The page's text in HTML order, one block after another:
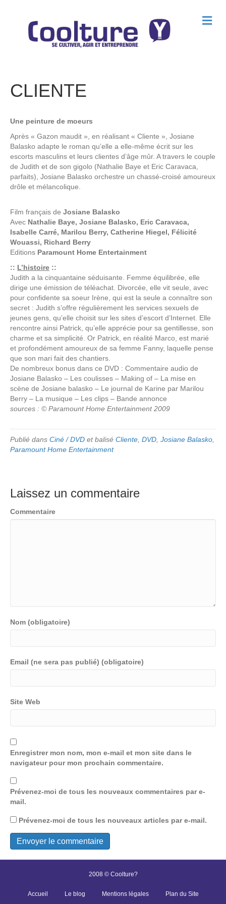
M
e
CLIENTE
Une peinture de moeurs
Après « Gazon maudit », en réalisant « Cliente », Josiane
Balasko adapte le roman qu’elle a elle-même écrit sur les
escorts masculins et leurs clientes d’âge mûr. A travers le couple
de Judith et de son gigolo (Nathalie Baye et Eric Caravaca,
parfaits), Josiane Balasko orchestre un chassé-croisé amoureux
drôle et mélancolique.
Film français de Josiane Balasko
Avec Nathalie Baye, Josiane Balasko, Eric Caravaca,
Isabelle Carré, Marilou Berry, Catherine Hiegel, Félicité
Wouassi, Richard Berry
Editions Paramount Home Entertainment
:: L’histoire ::
Judith a la cinquantaine séduisante. Femme équilibrée, elle
dirige une émission de téléachat. Divorcée, elle vit seule, avec
pour confidente sa soeur Irène, qui est la seule a connaître son
secret : Judith s’offre régulièrement les services sexuels de
jeunes gens, qu’elle choisit sur les sites d’escort d’Internet. Elle
rencontre ainsi Patrick, qu’elle apprécie pour sa gentillesse, son
charme et sa simplicité. Or Patrick, en réalité Marco, est marié
et profondément amoureux de sa femme Fanny, laquelle pense
que son mari fait des chantiers.
De nombreux bonus dans ce DVD : Commentaire audio de
Josiane Balasko – Les coulisses – Making of – La mise en
scène de Josiane balasko – Le journal de Karine par Marilou
Berry – La musique – Les clips – Bande annonce
sources : © Paramount Home Entertainment 2009
Publié dans Ciné / DVD et balisé Cliente DVD Josiane Balasko
Paramount Home Entertainment
Laissez un commentaire
Commentaire
Nom (obligatoire)
Email (ne sera pas publié) (obligatoire)
Site Web
Enregistrer mon nom, mon e-mail et mon site dans le
navigateur pour mon prochain commentaire.
Prévenez-moi de tous les nouveaux commentaires par e-
mail.
Prévenez-moi de tous les nouveaux articles par e-mail.
2008 © Coolture?
Accueil Le blog Mentions légales Plan du Site